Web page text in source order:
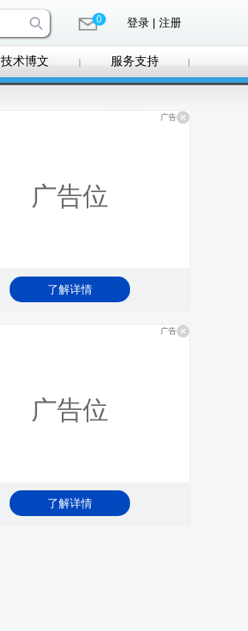
0 登录 | 注册
技术博文 服务支持
广告
广告位
了解详情
广告
广告位
了解详情